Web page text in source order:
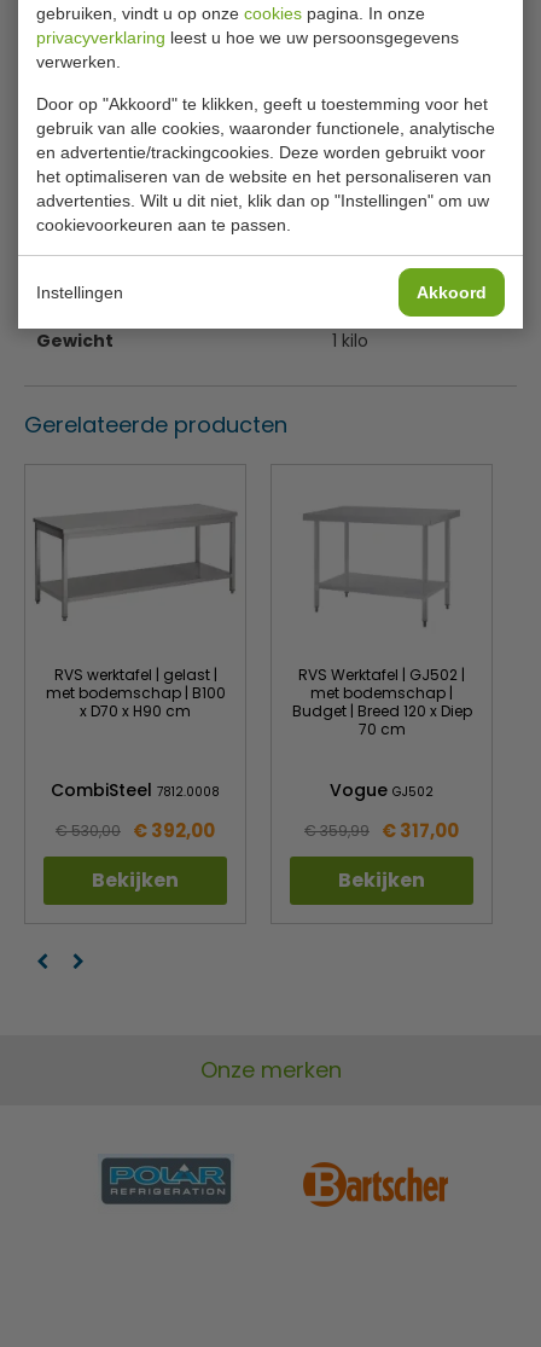
gebruiken, vindt u op onze cookies pagina. In onze
privacyverklaring leest u hoe we uw persoonsgegevens
verwerken.
Door op "Akkoord" te klikken, geeft u toestemming voor het
gebruik van alle cookies, waaronder functionele, analytische
en advertentie/trackingcookies. Deze worden gebruikt voor
het optimaliseren van de website en het personaliseren van
advertenties. Wilt u dit niet, klik dan op "Instellingen" om uw
cookievoorkeuren aan te passen.
Instellingen Akkoord
Bijlages
Assembly_instruction_wall_shelf
Specificaties
Artikelnummer
7490.0145
Breedte (mm)
Diepte (mm)
300
Hoogte (mm)
Gewicht
1 kilo
Gerelateerde producten
RVS werktafel | gelast |
met bodemschap | B100
x D70 x H90 cm
CombiSteel 7812.0008
€ 530,00 € 392,00
Bekijken
RVS Werktafel | GJ502 |
met bodemschap |
Budget | Breed 120 x Diep
70 cm
Vogue GJ502
€ 359,99 € 317,00
Bekijken
Onze merken